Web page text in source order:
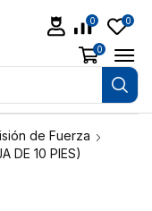
0 0
0
de Fuerza
DE 10 PIES)